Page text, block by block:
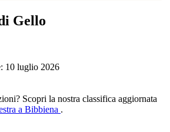
Gello
10 luglio 2026
Scopri la nostra classifica aggiornata
a Bibbiena .